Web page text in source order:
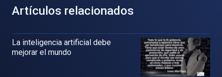
Artículos relacionados
La inteligencia artificial debe
mejorar el mundo